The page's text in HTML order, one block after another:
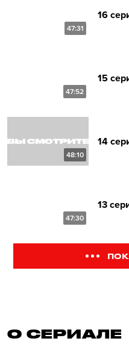
47:31
16
47:52
15
48:10
14
47:30
13
О СЕРИАЛE